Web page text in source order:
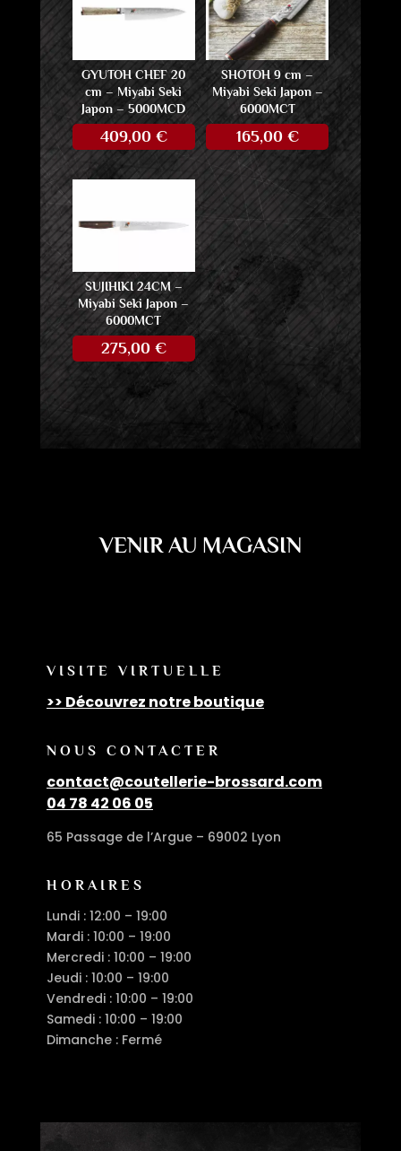
GYUTOH CHEF 20
cm – Miyabi Seki
Japon – 5000MCD
409,00 €
SHOTOH 9 cm –
Miyabi Seki Japon –
6000MCT
165,00 €
SUJIHIKI 24CM –
Miyabi Seki Japon –
6000MCT
275,00 €
VENIR AU MAGASIN
VISITE VIRTUELLE
>> Découvrez notre boutique
NOUS CONTACTER
contact@coutellerie-brossard.com
04 78 42 06 05
65 Passage de l’Argue – 69002 Lyon
HORAIRES
Lundi : 12:00 – 19:00
Mardi : 10:00 – 19:00
Mercredi : 10:00 – 19:00
Jeudi : 10:00 – 19:00
Vendredi : 10:00 – 19:00
Samedi : 10:00 – 19:00
Dimanche : Fermé